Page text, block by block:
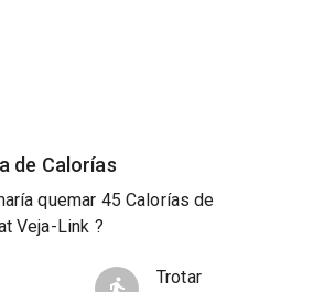
de Calorías
quemar 45 Calorías de
Veja-Link ?
Trotar